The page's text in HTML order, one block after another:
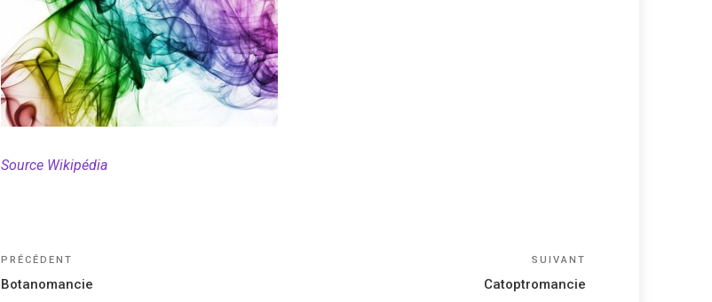
Source Wikipédia
Navigation
de
Article
précédent
PRÉCÉDENT
Botanomancie
SUIVANT
Catoptromancie